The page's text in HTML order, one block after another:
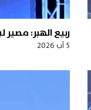
ربيع الهبر: مصير
5 آب 2026